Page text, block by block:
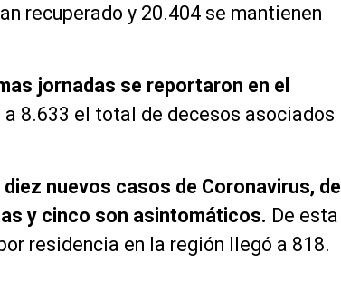
recuperado y 20.404 se mantienen
jornadas se reportaron en el
a 8.633 el total de decesos asociados
nuevos casos de Coronavirus, de
y cinco son asintomáticos. De esta
residencia en la región llegó a 818.